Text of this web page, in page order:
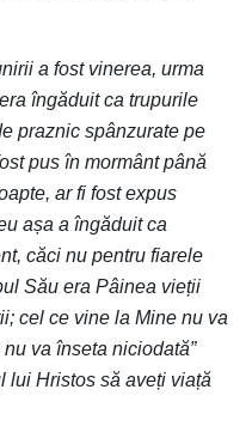
a fost vinerea, urma
îngăduit ca trupurile
praznic spânzurate pe
pus în mormânt până
ar fi fost expus
așa a îngăduit ca
căci nu pentru fiarele
Său era Pâinea vieții
cel ce vine la Mine nu va
va înseta niciodată”
lui Hristos să aveți viață